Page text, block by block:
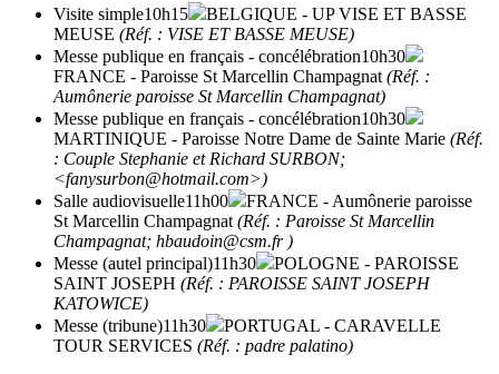
Visite simple10h15 BELGIQUE - UP VISE ET BASSE
MEUSE (Réf. : VISE ET BASSE MEUSE)
Messe publique en français - concélébration10h30
FRANCE - Paroisse St Marcellin Champagnat (Réf. :
Aumônerie paroisse St Marcellin Champagnat)
Messe publique en français - concélébration10h30
MARTINIQUE - Paroisse Notre Dame de Sainte Marie (Réf.
: Couple Stephanie et Richard SURBON;
<fanysurbon@hotmail.com>)
Salle audiovisuelle11h00 FRANCE - Aumônerie paroisse
St Marcellin Champagnat (Réf. : Paroisse St Marcellin
Champagnat; hbaudoin@csm.fr )
Messe (autel principal)11h30 POLOGNE - PAROISSE
SAINT JOSEPH (Réf. : PAROISSE SAINT JOSEPH
KATOWICE)
Messe (tribune)11h30 PORTUGAL - CARAVELLE
TOUR SERVICES (Réf. : padre palatino)